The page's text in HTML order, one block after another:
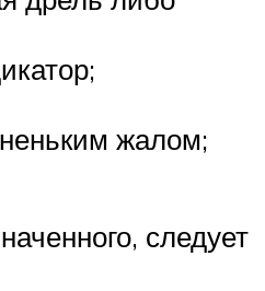
жалом;
следует